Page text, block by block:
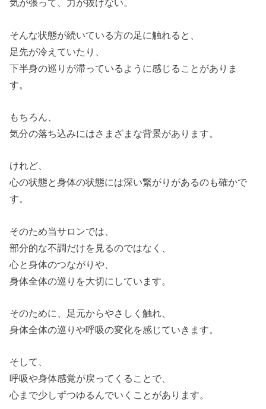
気が張って、力が抜けない。
そんな状態が続いている方の足に触れると、
足先が冷えていたり、
下半身の巡りが滞っているように感じることがありま
す。
もちろん、
気分の落ち込みにはさまざまな背景があります。
けれど、
心の状態と身体の状態には深い繋がりがあるのも確かで
す。
そのため当サロンでは、
部分的な不調だけを見るのではなく、
心と身体のつながりや、
身体全体の巡りを大切にしています。
そのために、足元からやさしく触れ、
身体全体の巡りや呼吸の変化を感じていきます。
そして、
呼吸や身体感覚が戻ってくることで、
心まで少しずつゆるんでいくことがあります。